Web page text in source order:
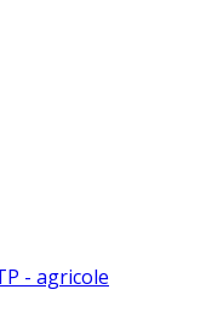
- agricole